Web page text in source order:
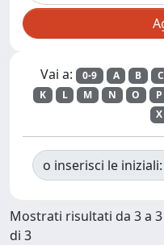
Vai a: 0-9 A B C
K
L M N O P
X
o inserisci le iniziali:
Mostrati risultati da 3 a 3
di 3